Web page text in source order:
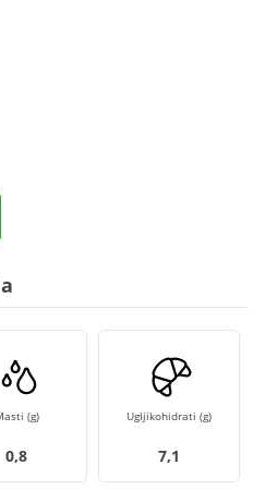
(g)
0,8
Ugljikohidrati (g)
7,1